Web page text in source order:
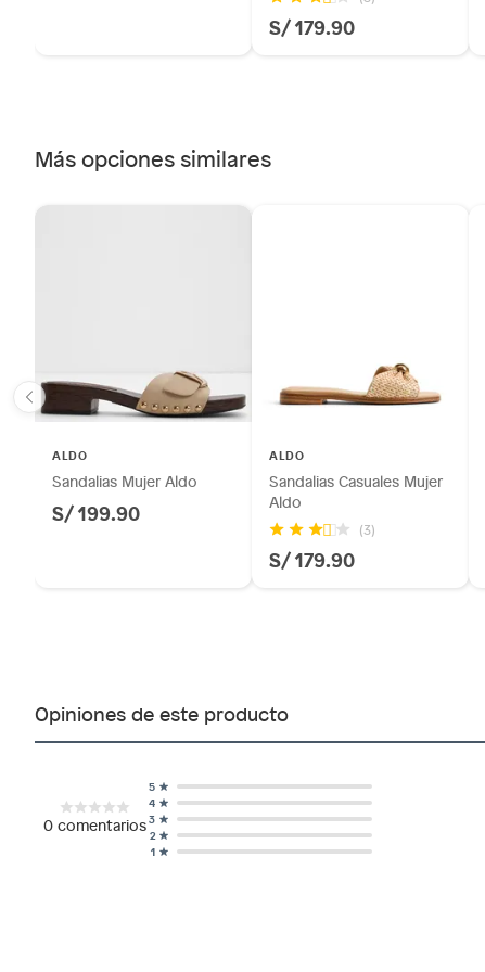
Licores y cigarros electrónicos.S/ 179.90
Más opciones similares
ALDO
Sandalias Mujer Aldo
S/ 199.90
ALDO
Sandalias Casuales Mujer
Aldo
(3)
S/ 179.90
Opiniones de este producto
0 comentarios
1
2
3
4
5